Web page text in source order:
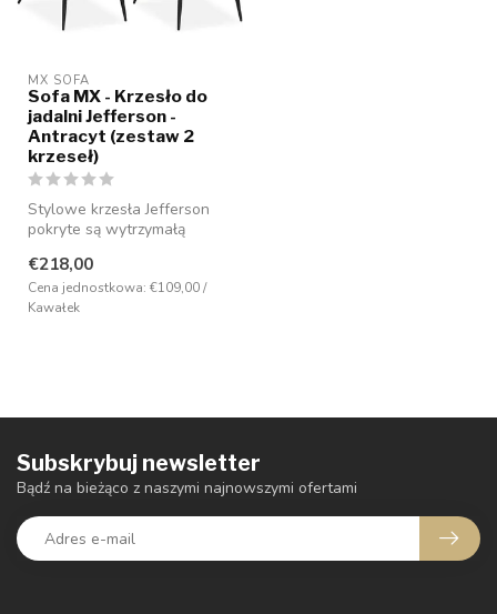
MX SOFA
Sofa MX - Krzesło do
jadalni Jefferson -
Antracyt (zestaw 2
krzeseł)
Stylowe krzesła Jefferson
pokryte są wytrzymałą
swojej m...
€218,00
Cena jednostkowa: €109,00 /
Kawałek
Subskrybuj newsletter
Bądź na bieżąco z naszymi najnowszymi ofertami